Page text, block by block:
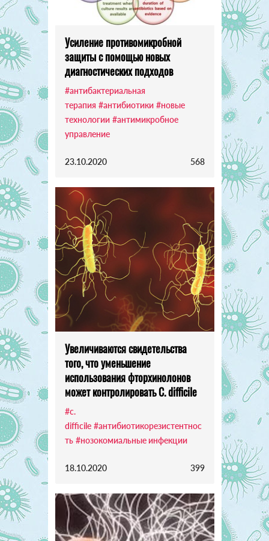
Усиление противомикробной
защиты с помощью новых
диагностических подходов
#антибактериальная
терапия #антибиотики #новые
технологии #антимикробное
управление
23.10.2020 568
Увеличиваются свидетельства
того, что уменьшение
использования фторхинолонов
может контролировать C. difficile
#c.
difficile #антибиотикорезистентнос
ть #нозокомиальные инфекции
18.10.2020 399